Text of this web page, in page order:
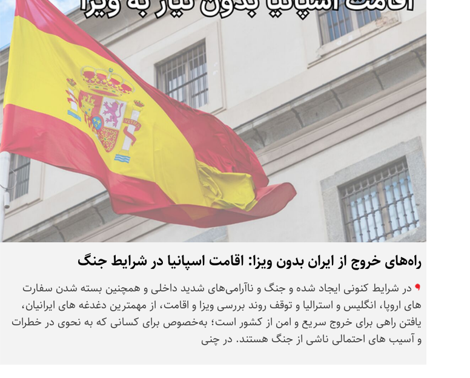
راه‌های خروج از ایران بدون ویزا: اقامت اسپانیا در شرایط جنگ
در شرایط کنونی ایجاد شده و جنگ و ناآرامی‌های شدید داخلی و همچنین بسته شدن سفارت
های اروپا، انگلیس و استرالیا و توقف روند بررسی ویزا و اقامت، از مهمترین دغدغه های ایرانیان،
یافتن راهی برای خروج سریع و امن از کشور است؛ به‌خصوص برای کسانی که به نحوی در خطرات
و آسیب های احتمالی ناشی از جنگ هستند. در چنی